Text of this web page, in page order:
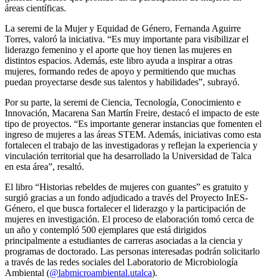
áreas científicas.
La seremi de la Mujer y Equidad de Género, Fernanda Aguirre
Torres, valoró la iniciativa. “Es muy importante para visibilizar el
liderazgo femenino y el aporte que hoy tienen las mujeres en
distintos espacios. Además, este libro ayuda a inspirar a otras
mujeres, formando redes de apoyo y permitiendo que muchas
puedan proyectarse desde sus talentos y habilidades”, subrayó.
Por su parte, la seremi de Ciencia, Tecnología, Conocimiento e
Innovación, Macarena San Martín Freire, destacó el impacto de este
tipo de proyectos. “Es importante generar instancias que fomenten el
ingreso de mujeres a las áreas STEM. Además, iniciativas como esta
fortalecen el trabajo de las investigadoras y reflejan la experiencia y
vinculación territorial que ha desarrollado la Universidad de Talca
en esta área”, resaltó.
El libro “Historias rebeldes de mujeres con guantes” es gratuito y
surgió gracias a un fondo adjudicado a través del Proyecto InES-
Género, el que busca fortalecer el liderazgo y la participación de
mujeres en investigación. El proceso de elaboración tomó cerca de
un año y contempló 500 ejemplares que está dirigidos
principalmente a estudiantes de carreras asociadas a la ciencia y
programas de doctorado. Las personas interesadas podrán solicitarlo
a través de las redes sociales del Laboratorio de Microbiología
Ambiental (@labmicroambiental.utalca).